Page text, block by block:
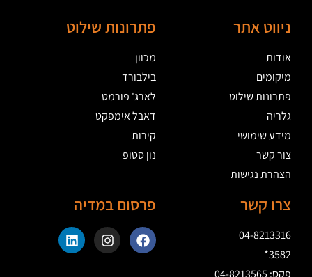
ניווט אתר
אודות
מיקומים
פתרונות שילוט
גלריה
מידע שימושי
צור קשר
הצהרת נגישות
פתרונות שילוט
מכוון
בילבורד
לארג' פורמט
דאבל אימפקט
קירות
נון סטופ
צרו קשר
04-8213316
3582*
פרסום במדיה